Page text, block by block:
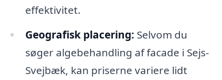
effektivitet.
Geografisk placering: Selvom du
søger algebehandling af facade i Sejs-
Svejbæk, kan priserne variere lidt